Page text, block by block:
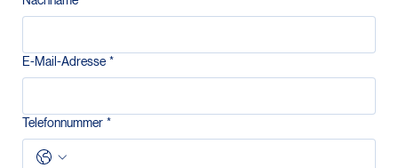
Nachname
E-Mail-Adresse *
Telefonnummer *